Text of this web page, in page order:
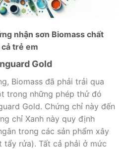
nhận sơn Biomass chất
trẻ em
Gold
Biomass đã phải trải qua
trong những phép thử đó
Gold. Chứng chỉ này đến
chỉ Xanh này quy định
trong các sản phẩm xây
tẩy rửa). Tất cả phải ở mức